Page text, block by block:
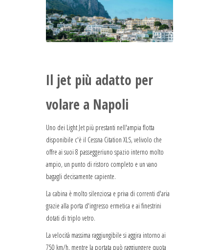
Il jet più adatto per
volare a Napoli
Uno dei Light Jet più prestanti nell'ampia flotta
disponibile c'è il Cessna Citation XLS, velivolo che
offre ai suoi 8 passeggeriuno spazio interno molto
ampio, un punto di ristoro completo e un vano
bagagli decisamente capiente.
La cabina è molto silenziosa e priva di correnti d'aria
grazie alla porta d'ingresso ermetica e ai finestrini
dotati di triplo vetro.
La velocità massima raggiungibile si aggira intorno ai
750 km/h, mentre la portata può raggiungere quota